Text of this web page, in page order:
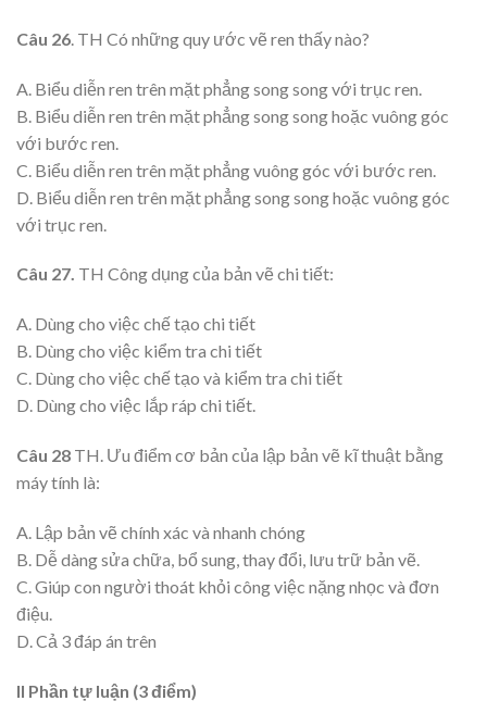
Câu 26 . TH Có những quy ước vẽ ren thấy nào?
A. Biểu diễn ren trên mặt phẳng song song với trục ren.
B. Biểu diễn ren trên mặt phẳng song song hoặc vuông góc
với bước ren.
C. Biểu diễn ren trên mặt phẳng vuông góc với bước ren.
D. Biểu diễn ren trên mặt phẳng song song hoặc vuông góc
với trục ren.
Câu 27. TH Công dụng của bản vẽ chi tiết:
A. Dùng cho việc chế tạo chi tiết
B. Dùng cho việc kiểm tra chi tiết
C. Dùng cho việc chế tạo và kiểm tra chi tiết
D. Dùng cho việc lắp ráp chi tiết.
Câu 28 TH. Ưu điểm cơ bản của lập bản vẽ kĩ thuật bằng
máy tính là:
A. Lập bản vẽ chính xác và nhanh chóng
B. Dễ dàng sửa chữa, bổ sung, thay đổi, lưu trữ bản vẽ.
C. Giúp con người thoát khỏi công việc nặng nhọc và đơn
điệu.
D. Cả 3 đáp án trên
II Phần tự luận (3 điểm)